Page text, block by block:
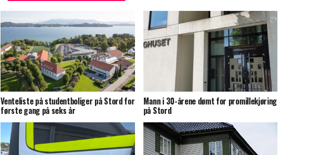
Venteliste på studentboliger på Stord for
første gang på seks år
Mann i 30-årene dømt for promillekjøring
på Stord